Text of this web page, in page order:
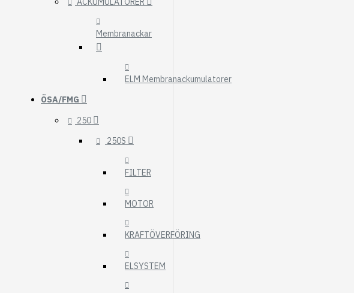
Membranackar
ELM Membranackumulatorer
ÖSA/FMG
250
250S
FILTER
MOTOR
KRAFTÖVERFÖRING
ELSYSTEM